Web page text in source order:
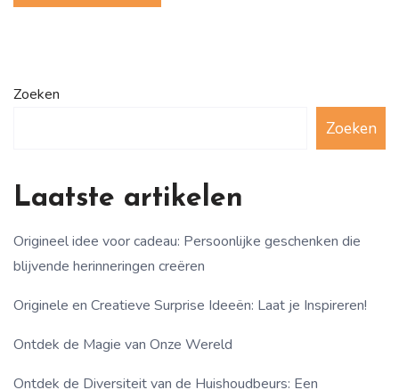
Zoeken
Zoeken
Laatste artikelen
Origineel idee voor cadeau: Persoonlijke geschenken die
blijvende herinneringen creëren
Originele en Creatieve Surprise Ideeën: Laat je Inspireren!
Ontdek de Magie van Onze Wereld
Ontdek de Diversiteit van de Huishoudbeurs: Een